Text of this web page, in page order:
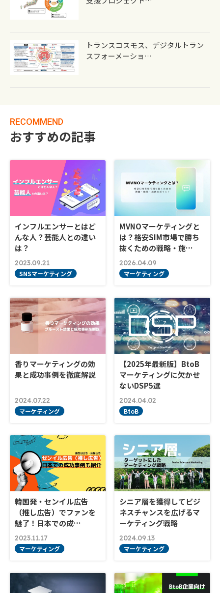
トランスコスモス、デジタルトラン
スフォーメーショ…
RECOMMEND
おすすめの記事
インフルエンサーとはど
んな人？芸能人との違い
は？
2023.09.21
SNSマーケティング
MVNOマーケティングと
は？格安SIM市場で勝ち
抜くための戦略・施…
2026.04.09
マーケティング
香りマーケティングの効
果と成功事例を徹底解説
2024.07.22
マーケティング
【2025年最新版】BtoB
マーケティングに欠かせ
ないDSP5選
2024.04.02
BtoB
韓国発・センイル広告
（推し広告）でファンを
魅了！日本での成…
2023.11.17
マーケティング
シニア層を獲得してビジ
ネスチャンスを広げるマ
ーケティング戦略
2024.09.13
マーケティング